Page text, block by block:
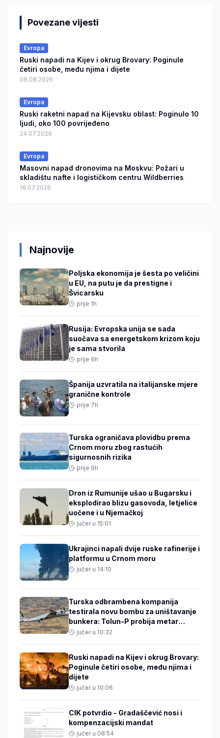
Povezane vijesti
Evropa
Ruski napadi na Kijev i okrug Brovary: Poginule
četiri osobe, među njima i dijete
08.08.2026
Evropa
Ruski raketni napad na Kijevsku oblast: Poginulo 10
ljudi, oko 100 povrijeđeno
24.07.2026
Evropa
Masovni napad dronovima na Moskvu: Požari u
skladištu nafte i logističkom centru Wildberries
18.07.2026
Najnovije
Poljska ekonomija je šesta po veličini
u EU, na putu je da prestigne i
Švicarsku
prije 1h
Rusija: Evropska unija se sada
suočava sa energetskom krizom koju
je sama stvorila
prije 6h
Španija uzvratila na italijanske mjere
granične kontrole
prije 7h
Turska ograničava plovidbu prema
Crnom moru zbog rastućih
sigurnosnih rizika
prije 9h
Dron iz Rumunije ušao u Bugarsku i
eksplodirao blizu gasovoda, letjelice
uočene i u Njemačkoj
jučer u 15:01
Ukrajinci napali dvije ruske rafinerije i
platformu u Crnom moru
jučer u 14:10
Turska odbrambena kompanija
testirala novu bombu za uništavanje
bunkera: Tolun-P probija metar
armiranog betona
jučer u 10:32
Ruski napadi na Kijev i okrug Brovary:
Poginule četiri osobe, među njima i
dijete
jučer u 10:06
CIK potvrdio - Gradaščević nosi i
kompenzacijski mandat
jučer u 08:54